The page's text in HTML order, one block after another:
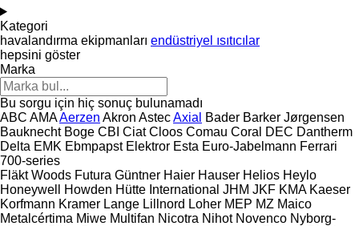
Kategori
havalandırma ekipmanları endüstriyel ısıtıcılar
hepsini göster
Marka
Bu sorgu için hiç sonuç bulunamadı
ABC AMAAerzen Akron AstecAxial Bader Barker Jørgensen
Bauknecht Boge CBI Ciat Cloos Comau Coral DEC Dantherm
Delta EMK Ebmpapst Elektror Esta Euro-Jabelmann Ferrari
700-series
Fläkt Woods Futura Güntner Haier Hauser Helios Heylo
Honeywell
Howden Hütte International JHM JKF KMA Kaeser
Korfmann Kramer Lange Lillnord Loher MEP MZ Maico
Metalcértima Miwe Multifan Nicotra Nihot Novenco Nyborg-